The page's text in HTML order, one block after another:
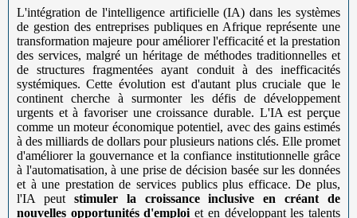
L'intégration de l'intelligence artificielle (IA) dans les systèmes
de gestion des entreprises publiques en Afrique représente une
transformation majeure pour améliorer l'efficacité et la prestation
des services, malgré un héritage de méthodes traditionnelles et
de structures fragmentées ayant conduit à des inefficacités
systémiques. Cette évolution est d'autant plus cruciale que le
continent cherche à surmonter les défis de développement
urgents et à favoriser une croissance durable. L'IA est perçue
comme un moteur économique potentiel, avec des gains estimés
à des milliards de dollars pour plusieurs nations clés. Elle promet
d'améliorer la gouvernance et la confiance institutionnelle grâce
à l'automatisation, à une prise de décision basée sur les données
et à une prestation de services publics plus efficace. De plus,
l'IA peut stimuler la croissance inclusive en créant de
nouvelles opportunités d'emploi et en développant les talents